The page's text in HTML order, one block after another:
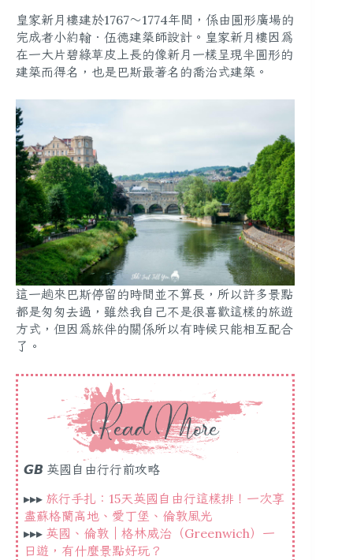
皇家新月樓建於1767～1774年間，係由圓形廣場的
完成者小約翰．伍德建築師設計。皇家新月樓因為
在一大片碧綠草皮上長的像新月一樣呈現半圓形的
建築而得名，也是巴斯最著名的喬治式建築。
這一趟來巴斯停留的時間並不算長，所以許多景點
都是匆匆去過，雖然我自己不是很喜歡這樣的旅遊
方式，但因為旅伴的關係所以有時候只能相互配合
了。
𝙂𝘽 英國自由行行前攻略
▸▸▸ 旅行手扎：15天英國自由行這樣排！一次享
盡蘇格蘭高地、愛丁堡、倫敦風光
▸▸▸ 英國、倫敦｜格林威治（Greenwich）一
日遊，有什麼景點好玩？